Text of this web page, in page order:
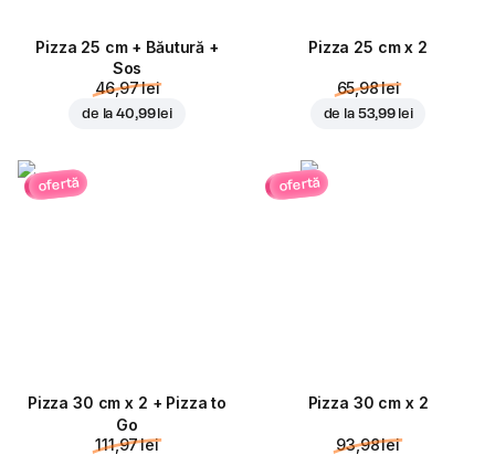
Pizza 25 cm + Băutură +
Sos
46,97 lei
de la40,99 lei
Pizza 25 cm x 2
65,98 lei
de la 53,99 lei
ofertă
Pizza 30 cm x 2 + Pizza to
Go
111,97 lei
ofertă
Pizza 30 cm x 2
93,98 lei